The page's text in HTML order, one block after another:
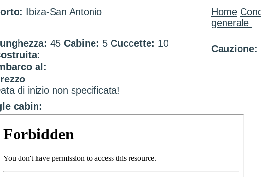
Ibiza-San Antonio Home
generale
45 Cabine: 5 Cuccette: 10
Cauzione:
al:
di inizio non specificata!
cabin: